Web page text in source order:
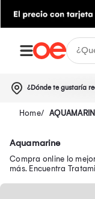
¿Dónde te gustaría
Aquamarine
Compra online lo
más. Encuentra